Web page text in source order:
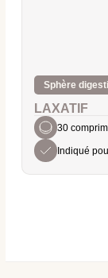
Sphère
LAXATIF
30
Indiqué